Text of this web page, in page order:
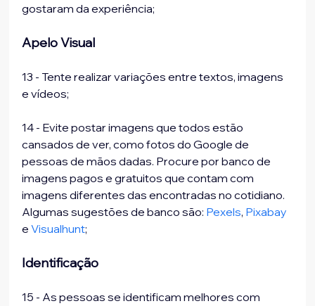
gostaram da experiência;
Apelo Visual
13 - Tente realizar variações entre textos, imagens
e vídeos;
14 - Evite postar imagens que todos estão
cansados de ver, como fotos do Google de
pessoas de mãos dadas. Procure por banco de
imagens pagos e gratuitos que contam com
imagens diferentes das encontradas no cotidiano.
Algumas sugestões de banco são: Pexels, Pixabay
e Visualhunt;
Identificação
15 - As pessoas se identificam melhores com